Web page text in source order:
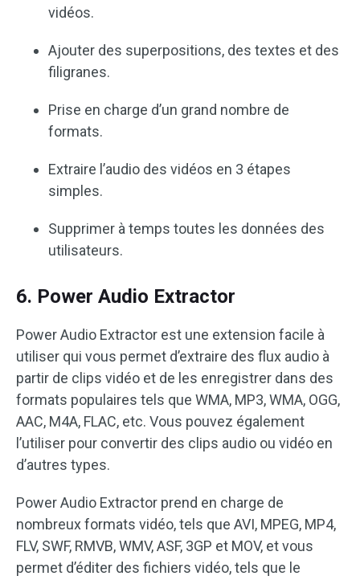
vidéos.
Ajouter des superpositions, des textes et des
filigranes.
Prise en charge d’un grand nombre de
formats.
Extraire l’audio des vidéos en 3 étapes
simples.
Supprimer à temps toutes les données des
utilisateurs.
6. Power Audio Extractor
Power Audio Extractor est une extension facile à
utiliser qui vous permet d’extraire des flux audio à
partir de clips vidéo et de les enregistrer dans des
formats populaires tels que WMA, MP3, WMA, OGG,
AAC, M4A, FLAC, etc. Vous pouvez également
l’utiliser pour convertir des clips audio ou vidéo en
d’autres types.
Power Audio Extractor prend en charge de
nombreux formats vidéo, tels que AVI, MPEG, MP4,
FLV, SWF, RMVB, WMV, ASF, 3GP et MOV, et vous
permet d’éditer des fichiers vidéo, tels que le